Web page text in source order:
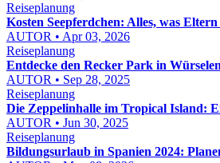
Reiseplanung
Kosten Seepferdchen: Alles, was
AUTOR • Apr 03, 2026
Reiseplanung
Entdecke den Recker Park in
AUTOR • Sep 28, 2025
Reiseplanung
Die Zeppelinhalle im Tropical Island:
AUTOR • Jun 30, 2025
Reiseplanung
Bildungsurlaub in Spanien 2024: